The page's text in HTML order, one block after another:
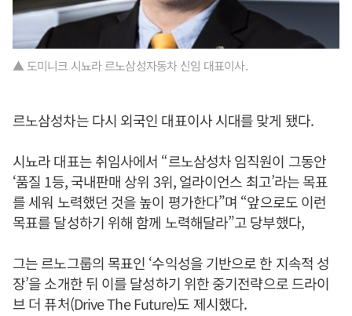
▲ 도미니크 시뇨라 르노삼성자동차 신임 대표이사.
르노삼성차는 다시 외국인 대표이사 시대를 맞게 됐다.
시뇨라 대표는 취임사에서 “르노삼성차 임직원이 그동안
‘품질 1등, 국내판매 상위 3위, 얼라이언스 최고’라는 목표
를 세워 노력했던 것을 높이 평가한다”며 “앞으로도 이런
목표를 달성하기 위해 함께 노력해달라”고 당부했다,
그는 르노그룹의 목표인 ‘수익성을 기반으로 한 지속적 성
장’을 소개한 뒤 이를 달성하기 위한 중기전략으로 드라이
브 더 퓨처(Drive The Future)도 제시했다.